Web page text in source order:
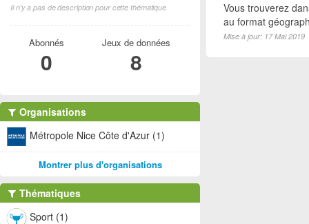
Vous trouverez
au format
Mise à jour: 17 Mai 2019
Il n'y a pas de description pour cette thématique
Abonnés
0
Jeux de données
8
Organisations
Métropole Nice Côte d'Azur (1)
Montrer plus d'organisations
Thématiques
Sport (1)